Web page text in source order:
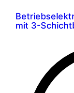
mit 3-